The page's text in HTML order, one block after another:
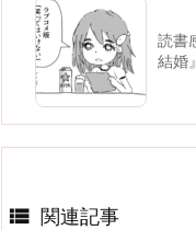
読書
結婚
 関連記事